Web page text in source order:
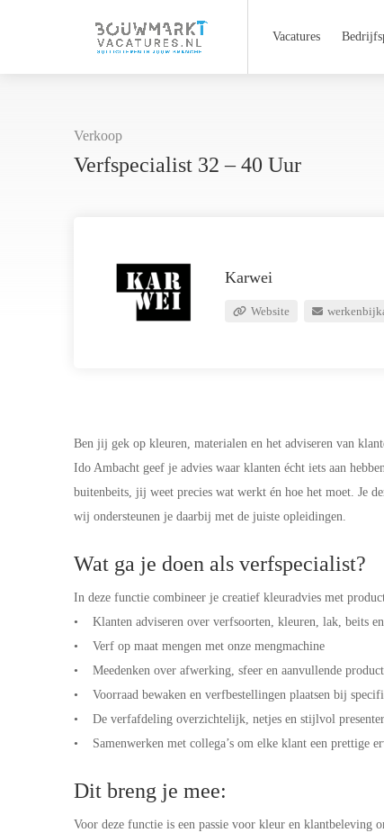
Vacatures
Verkoop
Verfspecialist 32 – 40 Uur
Karwei
Website
Ben jij gek op kleuren, materialen en het adviseren van
Ido Ambacht geef je advies waar klanten écht iets aan
buitenbeits, jij weet precies wat werkt én hoe het moet. Je
wij ondersteunen je daarbij met de juiste opleidingen.
Wat ga je doen als verfspecialist?
In deze functie combineer je creatief kleuradvies met
• Klanten adviseren over verfsoorten, kleuren, lak, beits
• Verf op maat mengen met onze mengmachine
• Meedenken over afwerking, sfeer en aanvullende
• Voorraad bewaken en verfbestellingen plaatsen bij
• De verfafdeling overzichtelijk, netjes en stijlvol
• Samenwerken met collega’s om elke klant een prettige
Dit breng je mee:
Voor deze functie is een passie voor kleur en klantbeleving